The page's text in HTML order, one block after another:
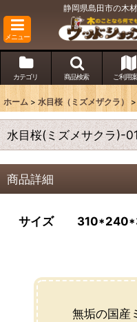
静岡県島田市の木
メニュー
カテゴリ 商品検索 ご利用
ホーム > 水目桜（ミズメザクラ） >
水目桜(ミズメサクラ)-
商品詳細
サイズ
無垢の国産